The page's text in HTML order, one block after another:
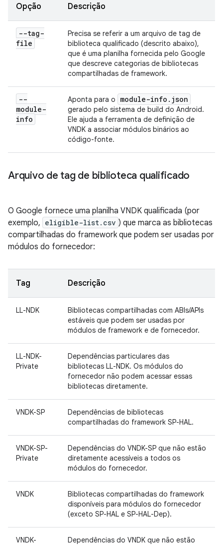
Opção Descrição
--tag-
file
Precisa se referir a um arquivo de tag de
biblioteca qualificado (descrito abaixo),
que é uma planilha fornecida pelo Google
que descreve categorias de bibliotecas
compartilhadas de framework.
--
module-
info
Aponta para o module-info . json
gerado pelo sistema de build do Android.
Ele ajuda a ferramenta de definição de
VNDK a associar módulos binários ao
código-fonte.
Arquivo de tag de biblioteca qualificado
O Google fornece uma planilha VNDK qualificada (por
exemplo, eligible-list.csv ) que marca as bibliotecas
compartilhadas do framework que podem ser usadas por
módulos do fornecedor:
Tag Descrição
LL-NDK
Bibliotecas compartilhadas com ABIs/APIs
estáveis que podem ser usadas por
módulos de framework e de fornecedor.
LL-NDK-
Private
Dependências particulares das
bibliotecas LL-NDK. Os módulos do
fornecedor não podem acessar essas
bibliotecas diretamente.
VNDK-SP
Dependências de bibliotecas
compartilhadas do framework SP-HAL.
VNDK-SP-
Private
Dependências do VNDK-SP que não estão
diretamente acessíveis a todos os
módulos do fornecedor.
VNDK
Bibliotecas compartilhadas do framework
disponíveis para módulos do fornecedor
(exceto SP-HAL e SP-HAL-Dep).
VNDK-
Dependências do VNDK que não estão